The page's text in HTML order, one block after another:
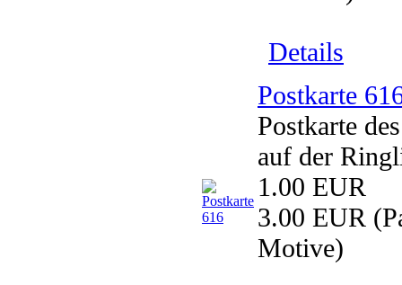
Details
Postkarte
Postkarte
auf der
1.00 EUR
3.00 EUR
Motive)